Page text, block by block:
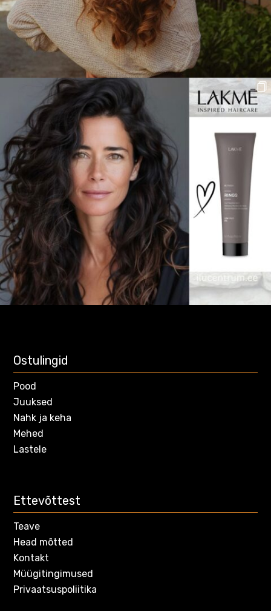
Ostulingid
Pood
Juuksed
Nahk ja keha
Mehed
Lastele
Ettevõttest
Teave
Head mõtted
Kontakt
Müügitingimused
Privaatsuspoliitika